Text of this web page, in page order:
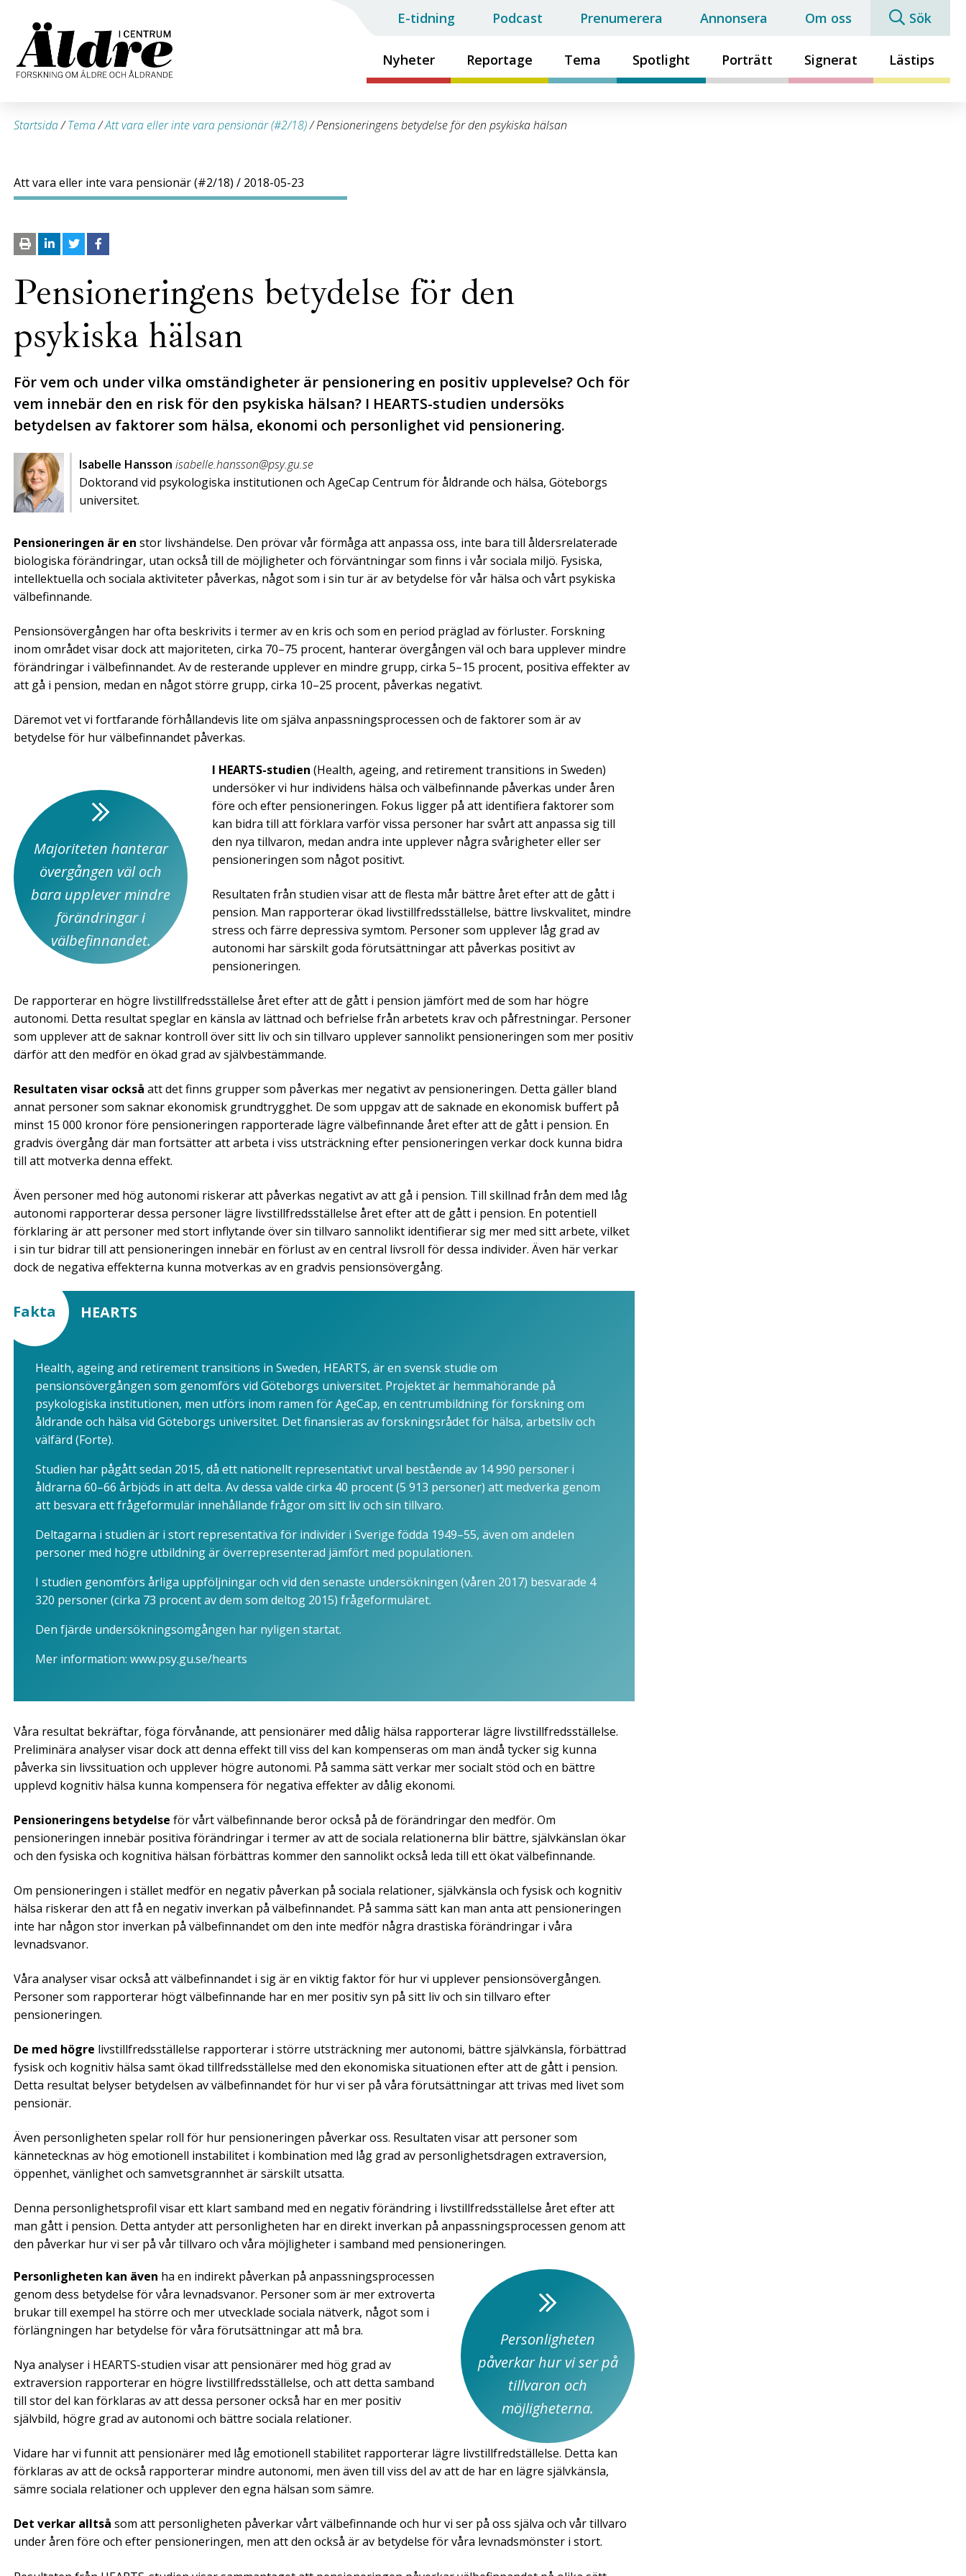
Nyheter Reportage Tema Spotlight Porträtt Signerat Lästips
E-tidning Podcast Prenumerera Annonsera Om oss Sök
Startsida/Tema/Att vara eller inte vara pensionär (#2/18)/Pensioneringens betydelse för den psykiska hälsan
Att vara eller inte vara pensionär (#2/18) / 2018-05-23
Pensioneringens betydelse för den
psykiska hälsan
För vem och under vilka omständigheter är pensionering en positiv upplevelse? Och för
vem innebär den en risk för den psykiska hälsan? I HEARTS-studien undersöks
betydelsen av faktorer som hälsa, ekonomi och personlighet vid pensionering.
Isabelle Hansson isabelle.hansson@psy.gu.se
Doktorand vid psykologiska institutionen och AgeCap Centrum för åldrande och hälsa, Göteborgs
universitet.
Pensioneringen är en stor livshändelse. Den prövar vår förmåga att anpassa oss, inte bara till åldersrelaterade
biologiska förändringar, utan också till de möjligheter och förväntningar som finns i vår sociala miljö. Fysiska,
intellektuella och sociala aktiviteter påverkas, något som i sin tur är av betydelse för vår hälsa och vårt psykiska
välbefinnande.
Pensionsövergången har ofta beskrivits i termer av en kris och som en period präglad av förluster. Forskning
inom området visar dock att majoriteten, cirka 70–75 procent, hanterar övergången väl och bara upplever mindre
förändringar i välbefinnandet. Av de resterande upplever en mindre grupp, cirka 5–15 procent, positiva effekter av
att gå i pension, medan en något större grupp, cirka 10–25 procent, påverkas negativt.
Däremot vet vi fortfarande förhållandevis lite om själva anpassningsprocessen och de faktorer som är av
betydelse för hur välbefinnandet påverkas.
I HEARTS-studien (Health, ageing, and retirement transitions in Sweden)
undersöker vi hur individens hälsa och välbefinnande påverkas under åren
före och efter pensioneringen. Fokus ligger på att identifiera faktorer som
kan bidra till att förklara varför vissa personer har svårt att anpassa sig till
den nya tillvaron, medan andra inte upplever några svårigheter eller ser
pensioneringen som något positivt.
Resultaten från studien visar att de flesta mår bättre året efter att de gått i
pension. Man rapporterar ökad livstillfredsställelse, bättre livskvalitet, mindre
stress och färre depressiva symtom. Personer som upplever låg grad av
autonomi har särskilt goda förutsättningar att påverkas positivt av
pensioneringen.
Majoriteten hanterar
övergången väl och
bara upplever mindre
förändringar i
välbefinnandet.
De rapporterar en högre livstillfredsställelse året efter att de gått i pension jämfört med de som har högre
autonomi. Detta resultat speglar en känsla av lättnad och befrielse från arbetets krav och påfrestningar. Personer
som upplever att de saknar kontroll över sitt liv och sin tillvaro upplever sannolikt pensioneringen som mer positiv
därför att den medför en ökad grad av självbestämmande.
Resultaten visar också att det finns grupper som påverkas mer negativt av pensioneringen. Detta gäller bland
annat personer som saknar ekonomisk grundtrygghet. De som uppgav att de saknade en ekonomisk buffert på
minst 15 000 kronor före pensioneringen rapporterade lägre välbefinnande året efter att de gått i pension. En
gradvis övergång där man fortsätter att arbeta i viss utsträckning efter pensioneringen verkar dock kunna bidra
till att motverka denna effekt.
Även personer med hög autonomi riskerar att påverkas negativt av att gå i pension. Till skillnad från dem med låg
autonomi rapporterar dessa personer lägre livstillfredsställelse året efter att de gått i pension. En potentiell
förklaring är att personer med stort inflytande över sin tillvaro sannolikt identifierar sig mer med sitt arbete, vilket
i sin tur bidrar till att pensioneringen innebär en förlust av en central livsroll för dessa individer. Även här verkar
dock de negativa effekterna kunna motverkas av en gradvis pensionsövergång.
Fakta HEARTS
Health, ageing and retirement transitions in Sweden, HEARTS, är en svensk studie om
pensionsövergången som genomförs vid Göteborgs universitet. Projektet är hemmahörande på
psykologiska institutionen, men utförs inom ramen för AgeCap, en centrumbildning för forskning om
åldrande och hälsa vid Göteborgs universitet. Det finansieras av forskningsrådet för hälsa, arbetsliv och
välfärd (Forte).
Studien har pågått sedan 2015, då ett nationellt representativt urval bestående av 14 990 personer i
åldrarna 60–66 årbjöds in att delta. Av dessa valde cirka 40 procent (5 913 personer) att medverka genom
att besvara ett frågeformulär innehållande frågor om sitt liv och sin tillvaro.
Deltagarna i studien är i stort representativa för individer i Sverige födda 1949–55, även om andelen
personer med högre utbildning är överrepresenterad jämfört med populationen.
I studien genomförs årliga uppföljningar och vid den senaste undersökningen (våren 2017) besvarade 4
320 personer (cirka 73 procent av dem som deltog 2015) frågeformuläret.
Den fjärde undersökningsomgången har nyligen startat.
Mer information: www.psy.gu.se/hearts
Våra resultat bekräftar, föga förvånande, att pensionärer med dålig hälsa rapporterar lägre livstillfredsställelse.
Preliminära analyser visar dock att denna effekt till viss del kan kompenseras om man ändå tycker sig kunna
påverka sin livssituation och upplever högre autonomi. På samma sätt verkar mer socialt stöd och en bättre
upplevd kognitiv hälsa kunna kompensera för negativa effekter av dålig ekonomi.
Pensioneringens betydelse för vårt välbefinnande beror också på de förändringar den medför. Om
pensioneringen innebär positiva förändringar i termer av att de sociala relationerna blir bättre, självkänslan ökar
och den fysiska och kognitiva hälsan förbättras kommer den sannolikt också leda till ett ökat välbefinnande.
Om pensioneringen i stället medför en negativ påverkan på sociala relationer, självkänsla och fysisk och kognitiv
hälsa riskerar den att få en negativ inverkan på välbefinnandet. På samma sätt kan man anta att pensioneringen
inte har någon stor inverkan på välbefinnandet om den inte medför några drastiska förändringar i våra
levnadsvanor.
Våra analyser visar också att välbefinnandet i sig är en viktig faktor för hur vi upplever pensionsövergången.
Personer som rapporterar högt välbefinnande har en mer positiv syn på sitt liv och sin tillvaro efter
pensioneringen.
De med högre livstillfredsställelse rapporterar i större utsträckning mer autonomi, bättre självkänsla, förbättrad
fysisk och kognitiv hälsa samt ökad tillfredsställelse med den ekonomiska situationen efter att de gått i pension.
Detta resultat belyser betydelsen av välbefinnandet för hur vi ser på våra förutsättningar att trivas med livet som
pensionär.
Även personligheten spelar roll för hur pensioneringen påverkar oss. Resultaten visar att personer som
kännetecknas av hög emotionell instabilitet i kombination med låg grad av personlighetsdragen extraversion,
öppenhet, vänlighet och samvetsgrannhet är särskilt utsatta.
Denna personlighetsprofil visar ett klart samband med en negativ förändring i livstillfredsställelse året efter att
man gått i pension. Detta antyder att personligheten har en direkt inverkan på anpassningsprocessen genom att
den påverkar hur vi ser på vår tillvaro och våra möjligheter i samband med pensioneringen.
Personligheten kan även ha en indirekt påverkan på anpassningsprocessen
genom dess betydelse för våra levnadsvanor. Personer som är mer extroverta
brukar till exempel ha större och mer utvecklade sociala nätverk, något som i
förlängningen har betydelse för våra förutsättningar att må bra.
Nya analyser i HEARTS-studien visar att pensionärer med hög grad av
extraversion rapporterar en högre livstillfredsställelse, och att detta samband
till stor del kan förklaras av att dessa personer också har en mer positiv
självbild, högre grad av autonomi och bättre sociala relationer.
Personligheten
påverkar hur vi ser på
tillvaron och
möjligheterna.
Vidare har vi funnit att pensionärer med låg emotionell stabilitet rapporterar lägre livstillfredställelse. Detta kan
förklaras av att de också rapporterar mindre autonomi, men även till viss del av att de har en lägre självkänsla,
sämre sociala relationer och upplever den egna hälsan som sämre.
Det verkar alltså som att personligheten påverkar vårt välbefinnande och hur vi ser på oss själva och vår tillvaro
under åren före och efter pensioneringen, men att den också är av betydelse för våra levnadsmönster i stort.